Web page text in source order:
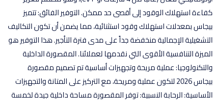
كفاءة استهلاك الوقود إلى أقصى حد ممكن. التوفير الفائق: تتميز
بيجاس بمعدلات استهلاك وقود استثنائية، مما يضمن أن تكون التكاليف
التشغيلية الإجمالية منخفضة جداً على مدى فترة التأجير. هذا التوفير هو
الميزة التنافسية الأقوى التي نقدمها لعملائنا. المقصورة الداخلية
والتكنولوجيا: عملية مريحة وتجهيزات أساسية تم تصميم مقصورة
بيجاس 2026 لتكون عملية ومريحة، مع التركيز على المتانة والتجهيزات
الأساسية: الرحابة النسبية: توفر المقصورة مساحة داخلية جيدة لخمسة